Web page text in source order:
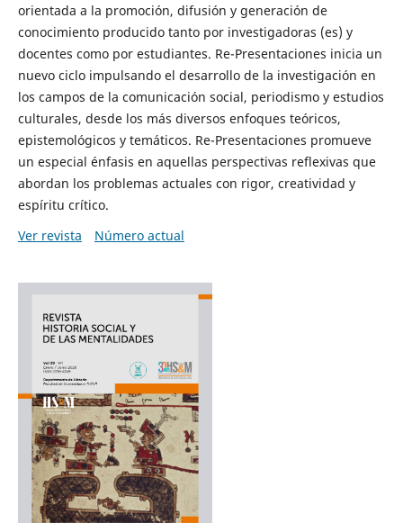
orientada a la promoción, difusión y generación de
conocimiento producido tanto por investigadoras (es) y
docentes como por estudiantes. Re-Presentaciones inicia un
nuevo ciclo impulsando el desarrollo de la investigación en
los campos de la comunicación social, periodismo y estudios
culturales, desde los más diversos enfoques teóricos,
epistemológicos y temáticos. Re-Presentaciones promueve
un especial énfasis en aquellas perspectivas reflexivas que
abordan los problemas actuales con rigor, creatividad y
espíritu crítico.
Ver revista
Número actual